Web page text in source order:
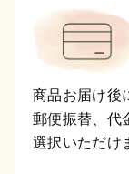
商品お届け後
郵便振替、代
選択いただけ